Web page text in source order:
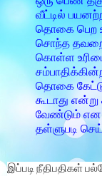
வீட்டில்
தொகை பெற
சொந்த தவறை
கொள்ள
தொகை
கூடாது
வேண்டும்
தள்ளுபடி
இப்படி நீதிபதிகள்